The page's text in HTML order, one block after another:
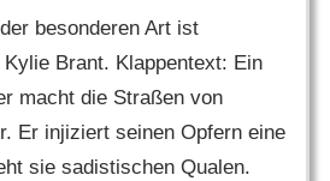
besonderen Art ist
Brant. Klappentext: Ein
macht die Straßen von
Er injiziert seinen Opfern eine
sie sadistischen Qualen.